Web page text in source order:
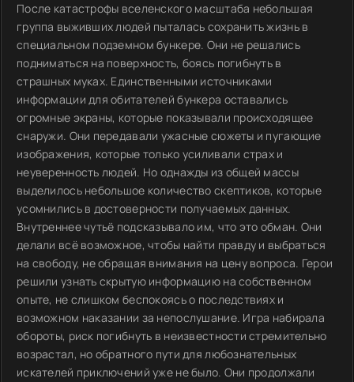
После катастрофы вселенского масштаба небольшая
группа выживших людей пыталась сохранить жизнь в
специальном подземном бункере. Они не решались
подниматься на поверхность, боясь погибнуть в
страшных муках. Единственными источниками
информации для обитателей бункера оставались
огромные экраны, которые показывали происходящее
снаружи. Они передавали ужасные сюжеты и пугающие
изображения, которые только усиливали страх и
неуверенность людей. Но однажды из общей массы
выделилось небольшое количество скептиков, которые
усомнились в достоверности получаемых данных.
Внутреннее чутьё подсказывало им, что это обман. Они
делали всё возможное, чтобы найти правду и выбраться
на свободу, не обращая внимания на цену вопроса. Герои
решили узнать скрытую информацию на собственном
опыте, не слишком беспокоясь о последствиях и
возможном наказании за непослушание. Игра набирала
обороты, риск погибнуть в неизвестности стремительно
возрастал, но обратного пути для любознательных
искателей приключений уже не было. Они продолжали